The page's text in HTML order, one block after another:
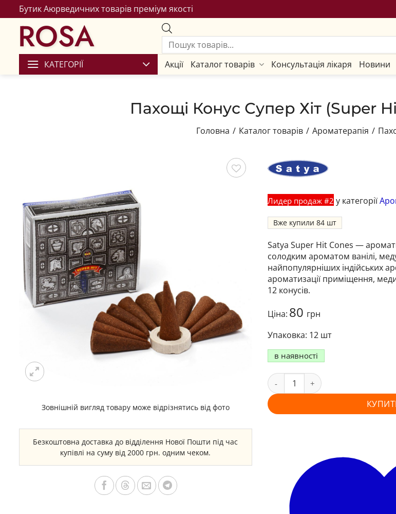
Бутик Аюрведичних товарів преміум якості
ROSA
КАТЕГОРІЇ Акції Каталог товарів Консультація лікаря Новини
Пахощі Конус Супер Хіт (Super
Головна / Каталог товарів / Ароматерапія /
Зовнішній вигляд товару може відрізнятись від фото
Безкоштовна доставка до відділення Нової Пошти під час
купівлі на суму від 2000 грн. одним чеком.
Лидер продаж #2 у категорії
Вже купили 84
Satya Super Hit Cones —
солодким ароматом ванілі,
найпопулярніших індійських
ароматизації приміщення,
12 конусів.
Ціна: 80 грн
12 шт
в наявності